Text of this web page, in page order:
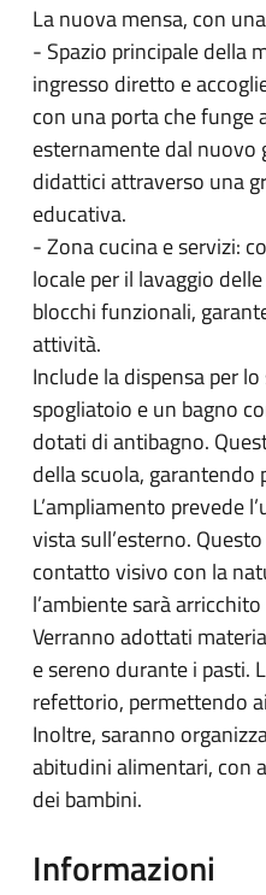
La nuova mensa, con
- Spazio principale della
ingresso diretto e
con una porta che funge
esternamente dal nuovo
didattici attraverso una
educativa.
- Zona cucina e servizi:
locale per il lavaggio
blocchi funzionali,
attività.
Include la dispensa per
spogliatoio e un bagno
dotati di antibagno.
della scuola, garantendo
L’ampliamento prevede
vista sull’esterno.
contatto visivo con la
l’ambiente sarà
Verranno adottati
e sereno durante i pasti.
refettorio, permettendo
Inoltre, saranno
abitudini alimentari, con
dei bambini.
Informazioni